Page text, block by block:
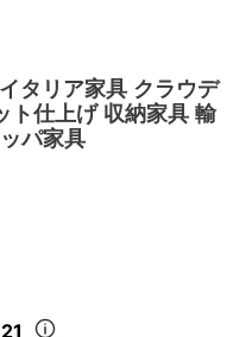
イタリア家具 クラウデ
ト仕上げ 収納家具 輸
パ家具